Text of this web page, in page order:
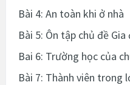
Bài 4: An toàn khi ở nhà
Bài 5: Ôn tập chủ đề Gia
Bai 6: Trường học của
Bài 7: Thành viên trong